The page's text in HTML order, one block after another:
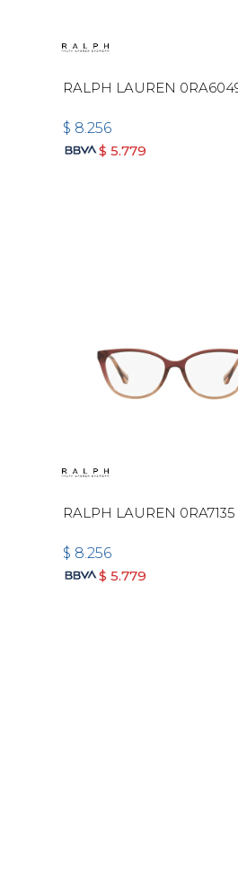
RALPH LAUREN
$ 8.256
$ 5.779
RALPH LAUREN 0RA7135
$ 8.256
$ 5.779